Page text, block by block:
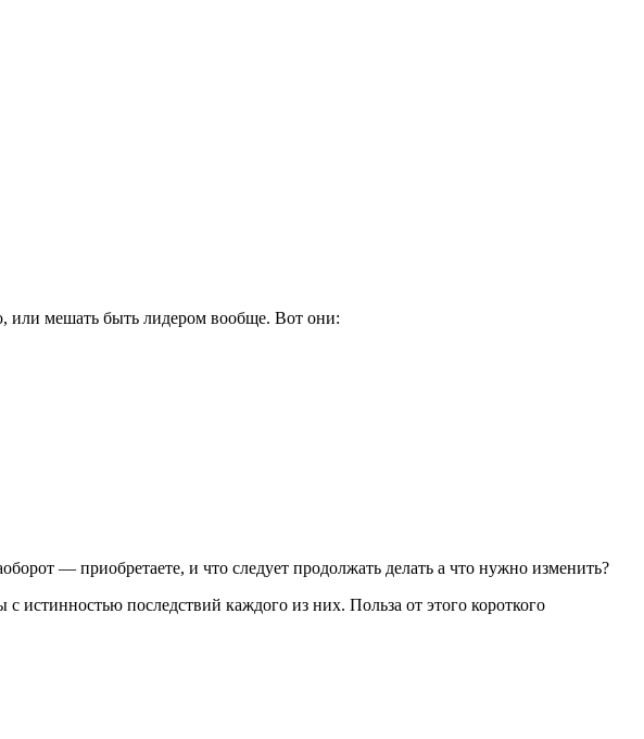
или мешать быть лидером вообще. Вот они:
— приобретаете, и что следует продолжать делать а что нужно изменить?
истинностью последствий каждого из них. Польза от этого короткого